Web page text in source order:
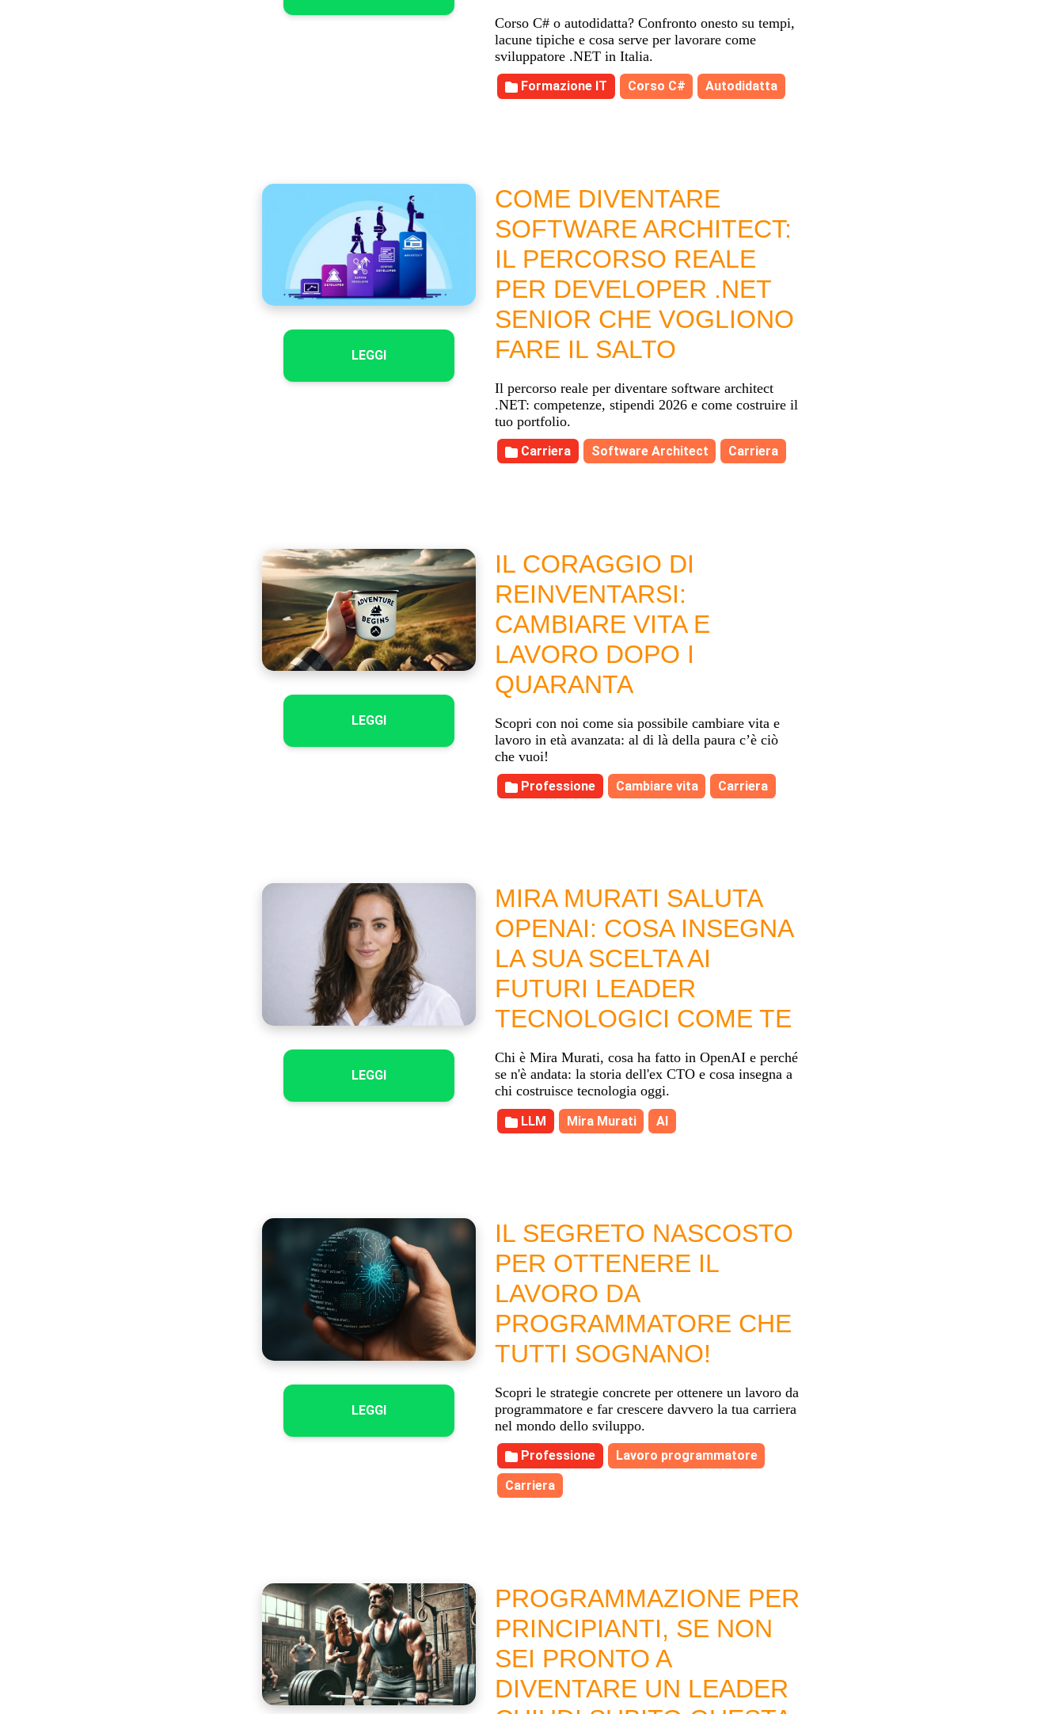
Corso C# o autodidatta? Confronto onesto su tempi,
lacune tipiche e cosa serve per lavorare come
sviluppatore .NET in Italia.
Formazione IT Corso C# Autodidatta
LEGGI
COME DIVENTARE
SOFTWARE ARCHITECT:
IL PERCORSO REALE
PER DEVELOPER .NET
SENIOR CHE VOGLIONO
FARE IL SALTO
Il percorso reale per diventare software architect
.NET: competenze, stipendi 2026 e come costruire il
tuo portfolio.
Carriera Software Architect Carriera
LEGGI
IL CORAGGIO DI
REINVENTARSI:
CAMBIARE VITA E
LAVORO DOPO I
QUARANTA
Scopri con noi come sia possibile cambiare vita e
lavoro in età avanzata: al di là della paura c’è ciò
che vuoi!
Professione Cambiare vita Carriera
LEGGI
MIRA MURATI SALUTA
OPENAI: COSA INSEGNA
LA SUA SCELTA AI
FUTURI LEADER
TECNOLOGICI COME TE
Chi è Mira Murati, cosa ha fatto in OpenAI e perché
se n'è andata: la storia dell'ex CTO e cosa insegna a
chi costruisce tecnologia oggi.
LLM Mira Murati AI
LEGGI
IL SEGRETO NASCOSTO
PER OTTENERE IL
LAVORO DA
PROGRAMMATORE CHE
TUTTI SOGNANO!
Scopri le strategie concrete per ottenere un lavoro da
programmatore e far crescere davvero la tua carriera
nel mondo dello sviluppo.
Professione
Lavoro programmatore
Carriera
PROGRAMMAZIONE PER
PRINCIPIANTI, SE NON
SEI PRONTO A
DIVENTARE UN LEADER